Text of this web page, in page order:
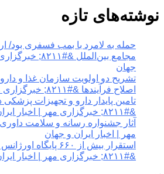
نوشته‌های تازه
حمله به لامرد با بمب فسفری بود/
مجامع بین‌الملل
جهان
تشریح دو اولویت سازمان غذا و
اصلاح فرآیندها &#۸۲۱۱; خبرگزاری مهر | اخبار ایران و جهان
تامین پایدار دارو و تجهیزات
&#۸۲۱۱; خبرگزاری مهر | اخبار ایران و جهان
مهر | اخبار ایران و جهان
استقرار بیش از ۶۶۰
&#۸۲۱۱; خبرگزاری مهر | اخبار ایران و جهان